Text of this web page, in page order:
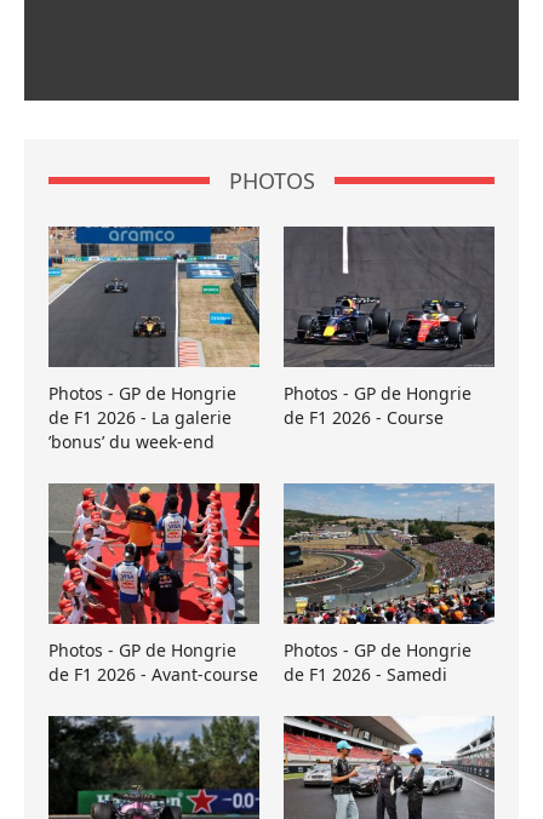
PHOTOS
Photos - GP de Hongrie
de F1 2026 - La galerie
’bonus’ du week-end
Photos - GP de Hongrie
de F1 2026 - Course
Photos - GP de Hongrie
de F1 2026 - Avant-course
Photos - GP de Hongrie
de F1 2026 - Samedi